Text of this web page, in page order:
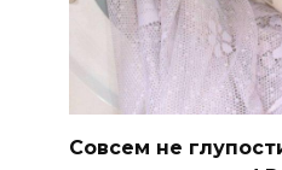
Совсем не